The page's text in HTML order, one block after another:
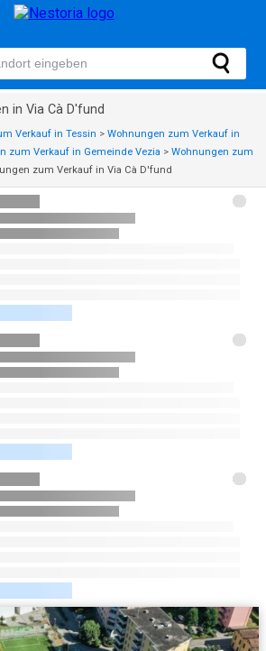
in Via Cà D'fund
Verkauf in Tessin > Wohnungen zum Verkauf in
zum Verkauf in Gemeinde Vezia > Wohnungen zum
zum Verkauf in Via Cà D'fund